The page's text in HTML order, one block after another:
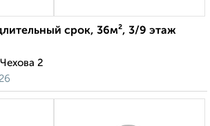
срок, 36м², 3/9 этаж
2